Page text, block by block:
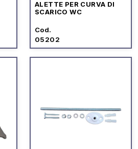
ALETTE PER CURVA DI
SCARICO WC
Cod.
05202